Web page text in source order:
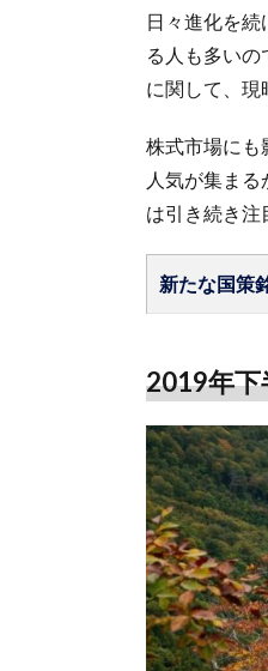
日々進化を
る人も多い
に関して、現
株式市場にも
人気が集ま
は引き続き注
新たな国策
2019年下